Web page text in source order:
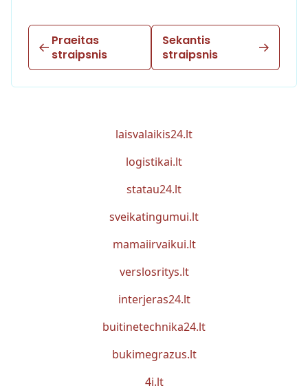
Praeitas
straipsnis
Sekantis
straipsnis
laisvalaikis24.lt
logistikai.lt
statau24.lt
sveikatingumui.lt
mamaiirvaikui.lt
verslosritys.lt
interjeras24.lt
buitinetechnika24.lt
bukimegrazus.lt
4i.lt